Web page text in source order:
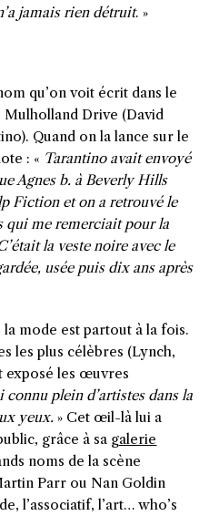
jamais rien détruit. »
qu’on voit écrit dans le
Mulholland Drive (David
Quand on la lance sur le
: « Tarantino avait envoyé
Agnes b. à Beverly Hills
Fictionet on a retrouvé le
qui me remerciait pour la
la veste noire avec le
usée puis dix ans après
mode est partout à la fois.
les plus célèbres (Lynch,
exposé les œuvres
connu plein d’artistes dans la
yeux. » Cet œil-là lui a
grâce à sa galerie
noms de la scène
Parr ou Nan Goldin
l’associatif, l’art…who’s